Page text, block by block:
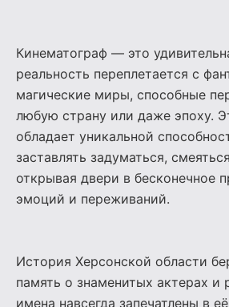
Кинематограф — это
реальность переплетается с
магические миры, способные
любую страну или даже эпоху.
обладает уникальной
заставлять задуматься,
открывая двери в бесконечное
эмоций и переживаний.
История Херсонской области
память о знаменитых актерах и
имена навсегда запечатлены в